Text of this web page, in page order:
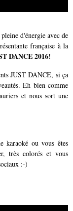
d'énergie avec de
française à la
DANCE 2016!
JUST DANCE, si ça
Eh bien comme
et nous sort une
karaoké ou vous êtes
très colorés et vous
:-)